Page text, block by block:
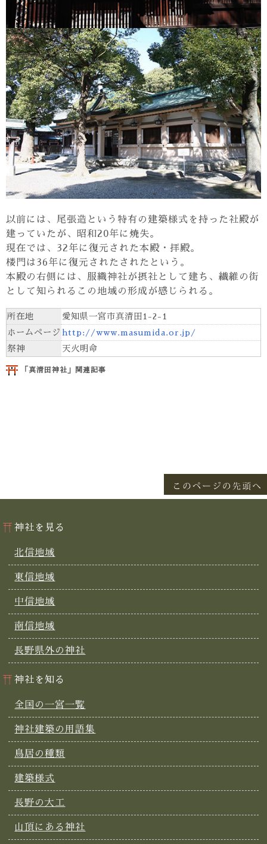
以前には、尾張造という特有の建築様式を持った社殿が
建っていたが、昭和20年に焼失。
現在では、32年に復元された本殿・拝殿。
楼門は36年に復元されたされたという。
本殿の右側には、服織神社が摂社として建ち、繊維の街
として知られるこの地域の形成が感じられる。
所在地
愛知県一宮市真清田1-2-1
ホームページ http://www.masumida.or.jp/
祭神
天火明命
「真清田神社」関連記事
神社を見る
北信地域
東信地域
中信地域
南信地域
長野県外の神社
神社を知る
全国の一宮一覧
神社建築の用語集
鳥居の種類
建築様式
長野の大工
山頂にある神社